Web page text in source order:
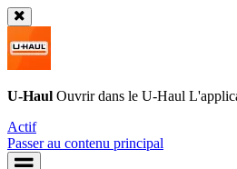
U-Haul Ouvrir dans le U-Haul
Actif
Passer au contenu principal